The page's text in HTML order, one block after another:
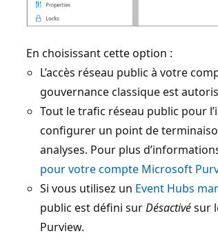
En choisissant cette option :
L’accès réseau public à votre
gouvernance classique est
Tout le trafic réseau public pour
configurer un point de
analyses. Pour plus
pour votre compte Microsoft
Si vous utilisez un Event Hubs
public est défini surDésactivésur
Purview.